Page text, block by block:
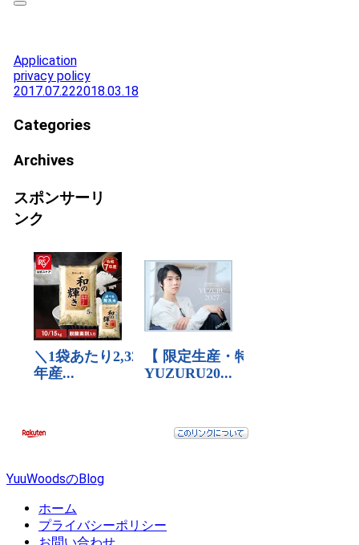
Application
privacy policy
2017.07.222018.03.18
Categories
Archives
スポンサーリ
ンク
YuuWoodsのBlog
ホーム
プライバシーポリシー